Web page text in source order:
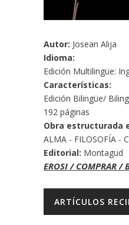
Autor: Josean Alija
Idioma:
Edición Multilingüe:
Características:
Edición Bilingüe/
192 páginas
Obra estructurada
ALMA - FILOSOFÍA -
Editorial: Montagud
EROSI / COMPRAR /
ARTÍCULOS